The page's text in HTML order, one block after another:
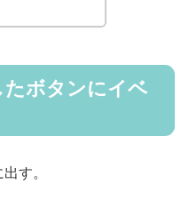
たボタンにイベ
す。